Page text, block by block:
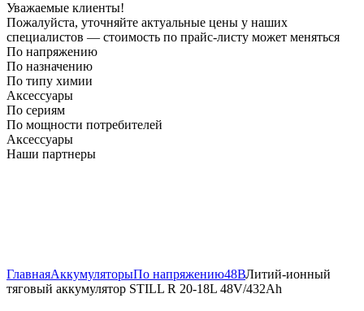
Уважаемые клиенты!
Пожалуйста, уточняйте актуальные цены у наших
специалистов — стоимость по прайс‑листу может меняться
По напряжению
По назначению
По типу химии
Аксессуары
По сериям
По мощности потребителей
Аксессуары
Наши партнеры
ГлавнаяАккумуляторыПо напряжению48ВЛитий-ионный
тяговый аккумулятор STILL R 20-18L 48V/432Ah